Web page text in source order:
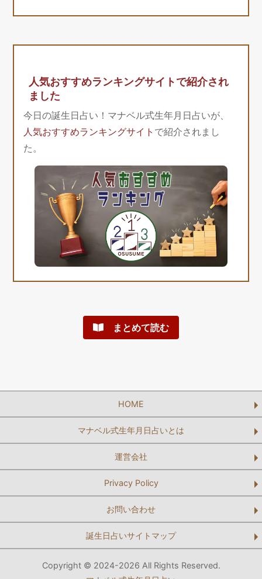
人気おすすめランキングサイトで紹介され
ました
今日の誕生日占い！マナベル式生年月日占いが、
人気おすすめランキングサイト で紹介されまし
た。
まとめて読む
HOME
マナベル式生年月日占いとは
運営会社
Privacy Policy
お問い合わせ
誕生日占いサイトマップ
Copyright © 2024-2026 All Rights Reserved.